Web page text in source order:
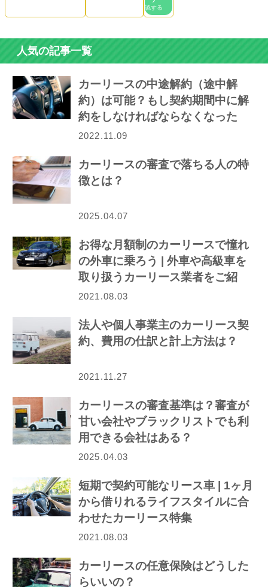
認する
人気の記事一覧
カーリースの中途解約（途中解
約）は可能？もし契約期間中に解
約をしなければならなくなった
ら…
2022.11.09
カーリースの審査で落ちる人の特
徴とは？
2025.04.07
お得な月額制のカーリースで憧れ
の外車に乗ろう | 外車や高級車を
取り扱うカーリース業者をご紹
介！
2021.08.03
法人や個人事業主のカーリース契
約、費用の仕訳と計上方法は？
2021.11.27
カーリースの審査基準は？審査が
甘い会社やブラックリストでも利
用できる会社はある？
2025.04.03
短期で契約可能なリース車 | 1ヶ月
から借りれるライフスタイルに合
わせたカーリース特集
2021.08.03
カーリースの任意保険はどうした
らいいの？